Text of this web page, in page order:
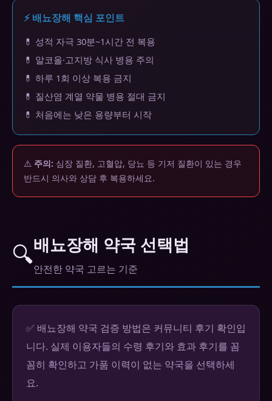
⚡ 배뇨장해 핵심 포인트
💊 성적 자극 30분~1시간 전 복용
💊 알코올·고지방 식사 병용 주의
💊 하루 1회 이상 복용 금지
💊 질산염 계열 약물 병용 절대 금지
💊 처음에는 낮은 용량부터 시작
⚠️ 주의: 심장 질환, 고혈압, 당뇨 등 기저 질환이 있는 경우
반드시 의사와 상담 후 복용하세요.
🔍배뇨장해 약국 선택법
안전한 약국 고르는 기준
✅ 배뇨장해 약국 검증 방법은 커뮤니티 후기 확인입
니다. 실제 이용자들의 수령 후기와 효과 후기를 꼼
꼼히 확인하고 가품 이력이 없는 약국을 선택하세
요.